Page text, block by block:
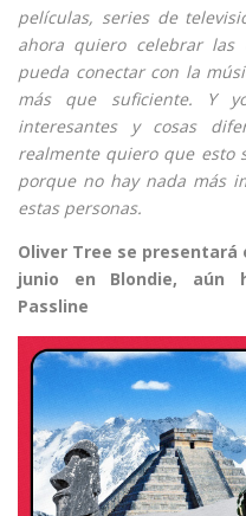
películas, series de
ahora quiero celebrar las
pueda conectar con la
más que suficiente. Y
interesantes y cosas
realmente quiero que esto
porque no hay nada más
estas personas.
Oliver Tree se presentará
junio en Blondie, aún
Passline